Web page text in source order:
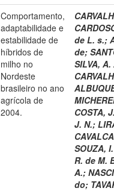
Comportamento,
adaptabilidade e
estabilidade de
híbridos de
milho no
Nordeste
brasileiro no ano
agrícola de
2004.
de L. s.;
de;
SILVA,
COSTA,
J. N.;
SOUZA,
R. de M.
A.;
do;